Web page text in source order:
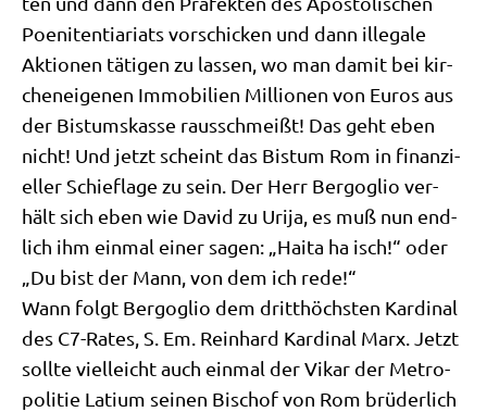
Poe­ni­ten­tia­ri­ats vor­schicken und dann ille­ga­le
Aktio­nen täti­gen zu las­sen, wo man damit bei kir­
chen­ei­ge­nen Immo­bi­li­en Mil­lio­nen von Euros aus
der Bis­tums­kas­se raus­schmeißt! Das geht eben
nicht! Und jetzt scheint das Bis­tum Rom in finan­zi­
el­ler Schief­la­ge zu sein. Der Herr Berg­o­glio ver­
hält sich eben wie David zu Uri­ja, es muß nun end­
lich ihm ein­mal einer sagen: „Hai­ta ha isch!“ oder
„Du bist der Mann, von dem ich rede!“
Wann folgt Berg­o­glio dem dritt­höch­sten Kar­di­nal
des C7-Rates, S. Em. Rein­hard Kar­di­nal Marx. Jetzt
soll­te viel­leicht auch ein­mal der Vikar der Metro­
po­li­tie Lati­um sei­nen Bischof von Rom brü­der­lich